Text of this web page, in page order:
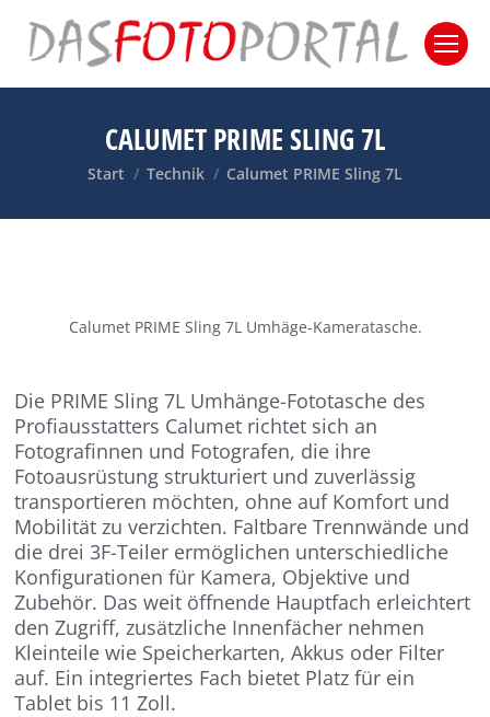
CALUMET PRIME SLING 7L
Sie befinden sich hier:
Start Technik Calumet PRIME Sling 7L
Calumet PRIME Sling 7L Umhäge-Kameratasche.
Die PRIME Sling 7L Umhänge-Fototasche des
Profiausstatters Calumet richtet sich an
Fotografinnen und Fotografen, die ihre
Fotoausrüstung strukturiert und zuverlässig
transportieren möchten, ohne auf Komfort und
Mobilität zu verzichten. Faltbare Trennwände und
die drei 3F-Teiler ermöglichen unterschiedliche
Konfigurationen für Kamera, Objektive und
Zubehör. Das weit öffnende Hauptfach erleichtert
den Zugriff, zusätzliche Innenfächer nehmen
Kleinteile wie Speicherkarten, Akkus oder Filter
auf. Ein integriertes Fach bietet Platz für ein
Tablet bis 11 Zoll.